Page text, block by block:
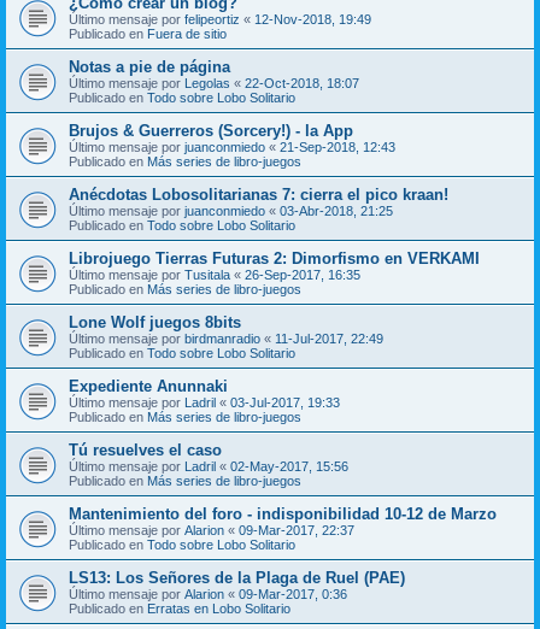
Último mensaje por felipeortiz « 12-Nov-2018, 19:49
Publicado en Fuera de sitio
Notas a pie de página
Último mensaje por Legolas « 22-Oct-2018, 18:07
Publicado en Todo sobre Lobo Solitario
Brujos & Guerreros (Sorcery!) - la App
Último mensaje por juanconmiedo « 21-Sep-2018, 12:43
Publicado en Más series de libro-juegos
Anécdotas Lobosolitarianas 7: cierra el pico kraan!
Último mensaje por juanconmiedo « 03-Abr-2018, 21:25
Publicado en Todo sobre Lobo Solitario
Librojuego Tierras Futuras 2: Dimorfismo en VERKAMI
Último mensaje por Tusitala « 26-Sep-2017, 16:35
Publicado en Más series de libro-juegos
Lone Wolf juegos 8bits
Último mensaje por birdmanradio « 11-Jul-2017, 22:49
Publicado en Todo sobre Lobo Solitario
Expediente Anunnaki
Último mensaje por Ladril « 03-Jul-2017, 19:33
Publicado en Más series de libro-juegos
Tú resuelves el caso
Último mensaje por Ladril « 02-May-2017, 15:56
Publicado en Más series de libro-juegos
Mantenimiento del foro - indisponibilidad 10-12 de Marzo
Último mensaje por Alarion « 09-Mar-2017, 22:37
Publicado en Todo sobre Lobo Solitario
LS13: Los Señores de la Plaga de Ruel (PAE)
Último mensaje por Alarion « 09-Mar-2017, 0:36
Publicado en Erratas en Lobo Solitario